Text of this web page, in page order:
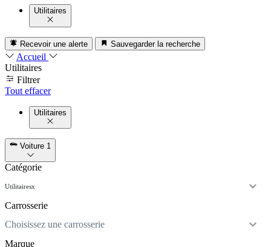
Utilitaires
Recevoir une alerte Sauvegarder la recherche
Accueil
Utilitaires
Filtrer
Tout effacer
Utilitaires
Voiture 1
Catégorie
Utilitairesx
Carrosserie
Choisissez une carrosserie
Marque